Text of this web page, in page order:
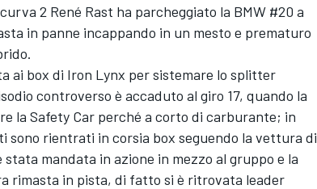
2 René Rast ha parcheggiato la BMW #20 a
in panne incappando in un mesto e prematuro
ai box di Iron Lynx per sistemare lo splitter
controverso è accaduto al giro 17, quando la
la Safety Car perché a corto di carburante; in
rientrati in corsia box seguendo la vettura di
mandata in azione in mezzo al gruppo e la
rimasta in pista, di fatto si è ritrovata leader